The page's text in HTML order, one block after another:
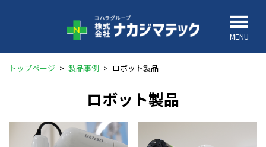
MENU
トップページ > 製品事例 > ロボット製品
ロボット製品